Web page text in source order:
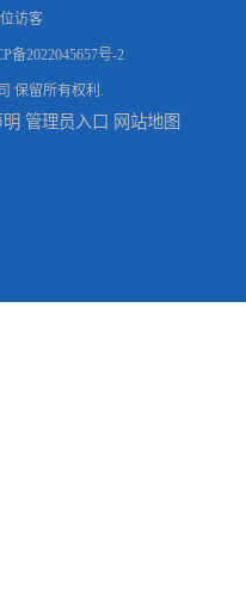
位访客
备2022045657号-2
保留所有权利.
管理员入口 网站地图